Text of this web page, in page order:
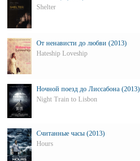
Shelter
От ненависти до любви (2013)
Hateship Loveship
Ночной поезд до Лиссабона (2013)
Night Train to Lisbon
Считанные часы (2013)
Hours